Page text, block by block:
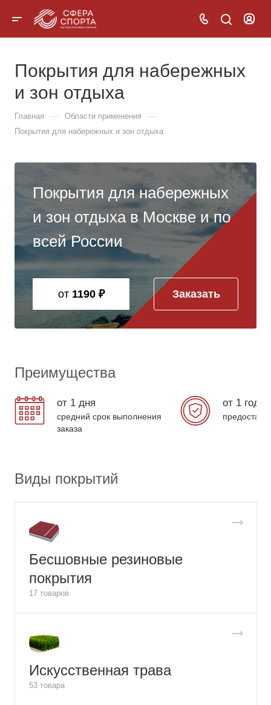
Покрытия для набережных
и зон отдыха
Главная — Области применения —
Покрытия для набережных и зон отдыха
Покрытия для набережных
и зон отдыха в Москве и по
всей России
от1190 ₽ Заказать
Преимущества
от 1 дня
средний срок выполнения
заказа
от 1 года
Виды покрытий
Бесшовные резиновые
покрытия
17 товаров
Искусственная трава
53 товара